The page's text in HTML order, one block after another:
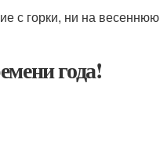
с горки, ни на весеннюю
года!